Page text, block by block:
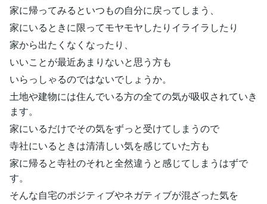
家に帰ってみるといつもの自分に戻ってしまう、
家にいるときに限ってモヤモヤしたりイライラしたり
家から出たくなくなったり、
いいことが最近あまりないと思う方も
いらっしゃるのではないでしょうか。
土地や建物には住んでいる方の全ての気が吸収されていき
ます。
家にいるだけでその気をずっと受けてしまうので
寺社にいるときは清清しい気を感じていた方も
家に帰ると寺社のそれと全然違うと感じてしまうはずで
す。
そんな自宅のポジティブやネガティブが混ざった気を